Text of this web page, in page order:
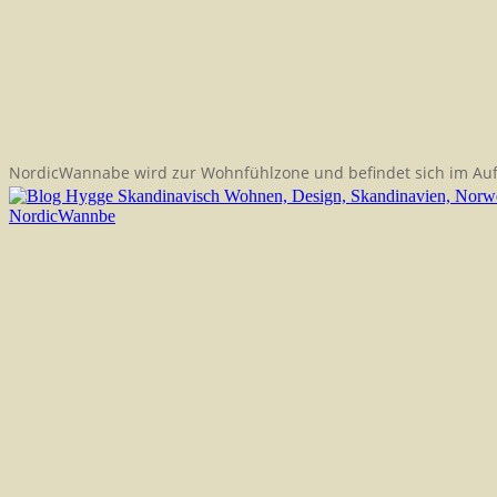
NordicWannabe wird zur Wohnfühlzone und befindet sich im